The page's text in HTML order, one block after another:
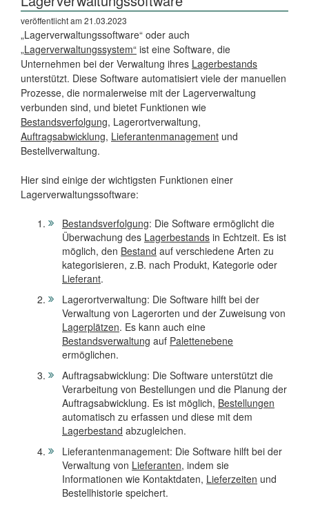
veröffentlicht am 21.03.2023
„Lagerverwaltungssoftware“ oder auch
„Lagerverwaltungssystem“ ist eine Software, die
Unternehmen bei der Verwaltung ihres Lagerbestands
unterstützt. Diese Software automatisiert viele der manuellen
Prozesse, die normalerweise mit der Lagerverwaltung
verbunden sind, und bietet Funktionen wie
Bestandsverfolgung, Lagerortverwaltung,
Auftragsabwicklung, Lieferantenmanagement und
Bestellverwaltung.
Hier sind einige der wichtigsten Funktionen einer
Lagerverwaltungssoftware:
Bestandsverfolgung: Die Software ermöglicht die
Überwachung des Lagerbestands in Echtzeit. Es ist
möglich, den Bestand auf verschiedene Arten zu
kategorisieren, z.B. nach Produkt, Kategorie oder
Lieferant.
Lagerortverwaltung: Die Software hilft bei der
Verwaltung von Lagerorten und der Zuweisung von
Lagerplätzen. Es kann auch eine
Bestandsverwaltung auf Palettenebene
ermöglichen.
Auftragsabwicklung: Die Software unterstützt die
Verarbeitung von Bestellungen und die Planung der
Auftragsabwicklung. Es ist möglich, Bestellungen
automatisch zu erfassen und diese mit dem
Lagerbestand abzugleichen.
Lieferantenmanagement: Die Software hilft bei der
Verwaltung von Lieferanten, indem sie
Informationen wie Kontaktdaten, Lieferzeiten und
Bestellhistorie speichert.